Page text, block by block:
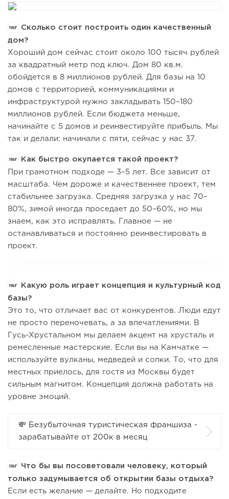
Сколько стоит построить один качественный
дом?
Хороший дом сейчас стоит около 100 тысяч рублей
за квадратный метр под ключ. Дом 80 кв.м.
обойдется в 8 миллионов рублей. Для базы на 10
домов с территорией, коммуникациями и
инфраструктурой нужно закладывать 150–180
миллионов рублей. Если бюджета меньше,
начинайте с 5 домов и реинвестируйте прибыль. Мы
так и делали: начинали с пяти, сейчас у нас 37.
Как быстро окупается такой проект?
При грамотном подходе — 3–5 лет. Все зависит от
масштаба. Чем дороже и качественнее проект, тем
стабильнее загрузка. Средняя загрузка у нас 70–
80%, зимой иногда проседает до 50–60%, но мы
знаем, как это исправлять. Главное — не
останавливаться и постоянно реинвестировать в
проект.
Какую роль играет концепция и культурный код
базы?
Это то, что отличает вас от конкурентов. Люди едут
не просто переночевать, а за впечатлениями. В
Гусь-Хрустальном мы делаем акцент на хрусталь и
ремесленные мастерские. Если вы на Камчатке —
используйте вулканы, медведей и сопки. То, что для
местных приелось, для гостя из Москвы будет
сильным магнитом. Концепция должна работать на
уровне эмоций.
💸 Безубыточная туристическая франшиза -
зарабатывайте от 200к в месяц
Что бы вы посоветовали человеку, который
только задумывается об открытии базы отдыха?
Если есть желание — делайте. Но подходите